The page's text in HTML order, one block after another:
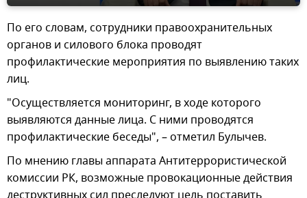
По его словам, сотрудники правоохранительных
органов и силового блока проводят
профилактические мероприятия по выявлению таких
лиц.
"Осуществляется мониторинг, в ходе которого
выявляются данные лица. С ними проводятся
профилактические беседы", – отметил Булычев.
По мнению главы аппарата Антитеррористической
комиссии РК, возможные провокационные действия